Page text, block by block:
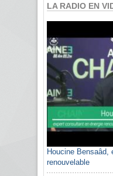
LA RADIO EN
Houcine Bensaâd,
renouvelable